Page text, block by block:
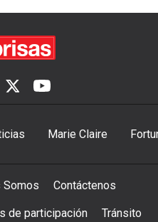
Marie Claire
Somos Contáctenos
de participación Tránsito